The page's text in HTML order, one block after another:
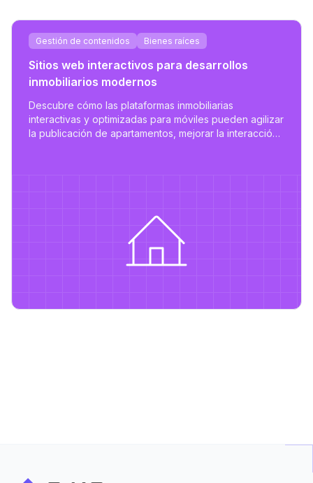
Gestión de contenidos Bienes raíces
Sitios web interactivos para desarrollos
inmobiliarios modernos
Descubre cómo las plataformas inmobiliarias
interactivas y optimizadas para móviles pueden agilizar
la publicación de apartamentos, mejorar la interacción